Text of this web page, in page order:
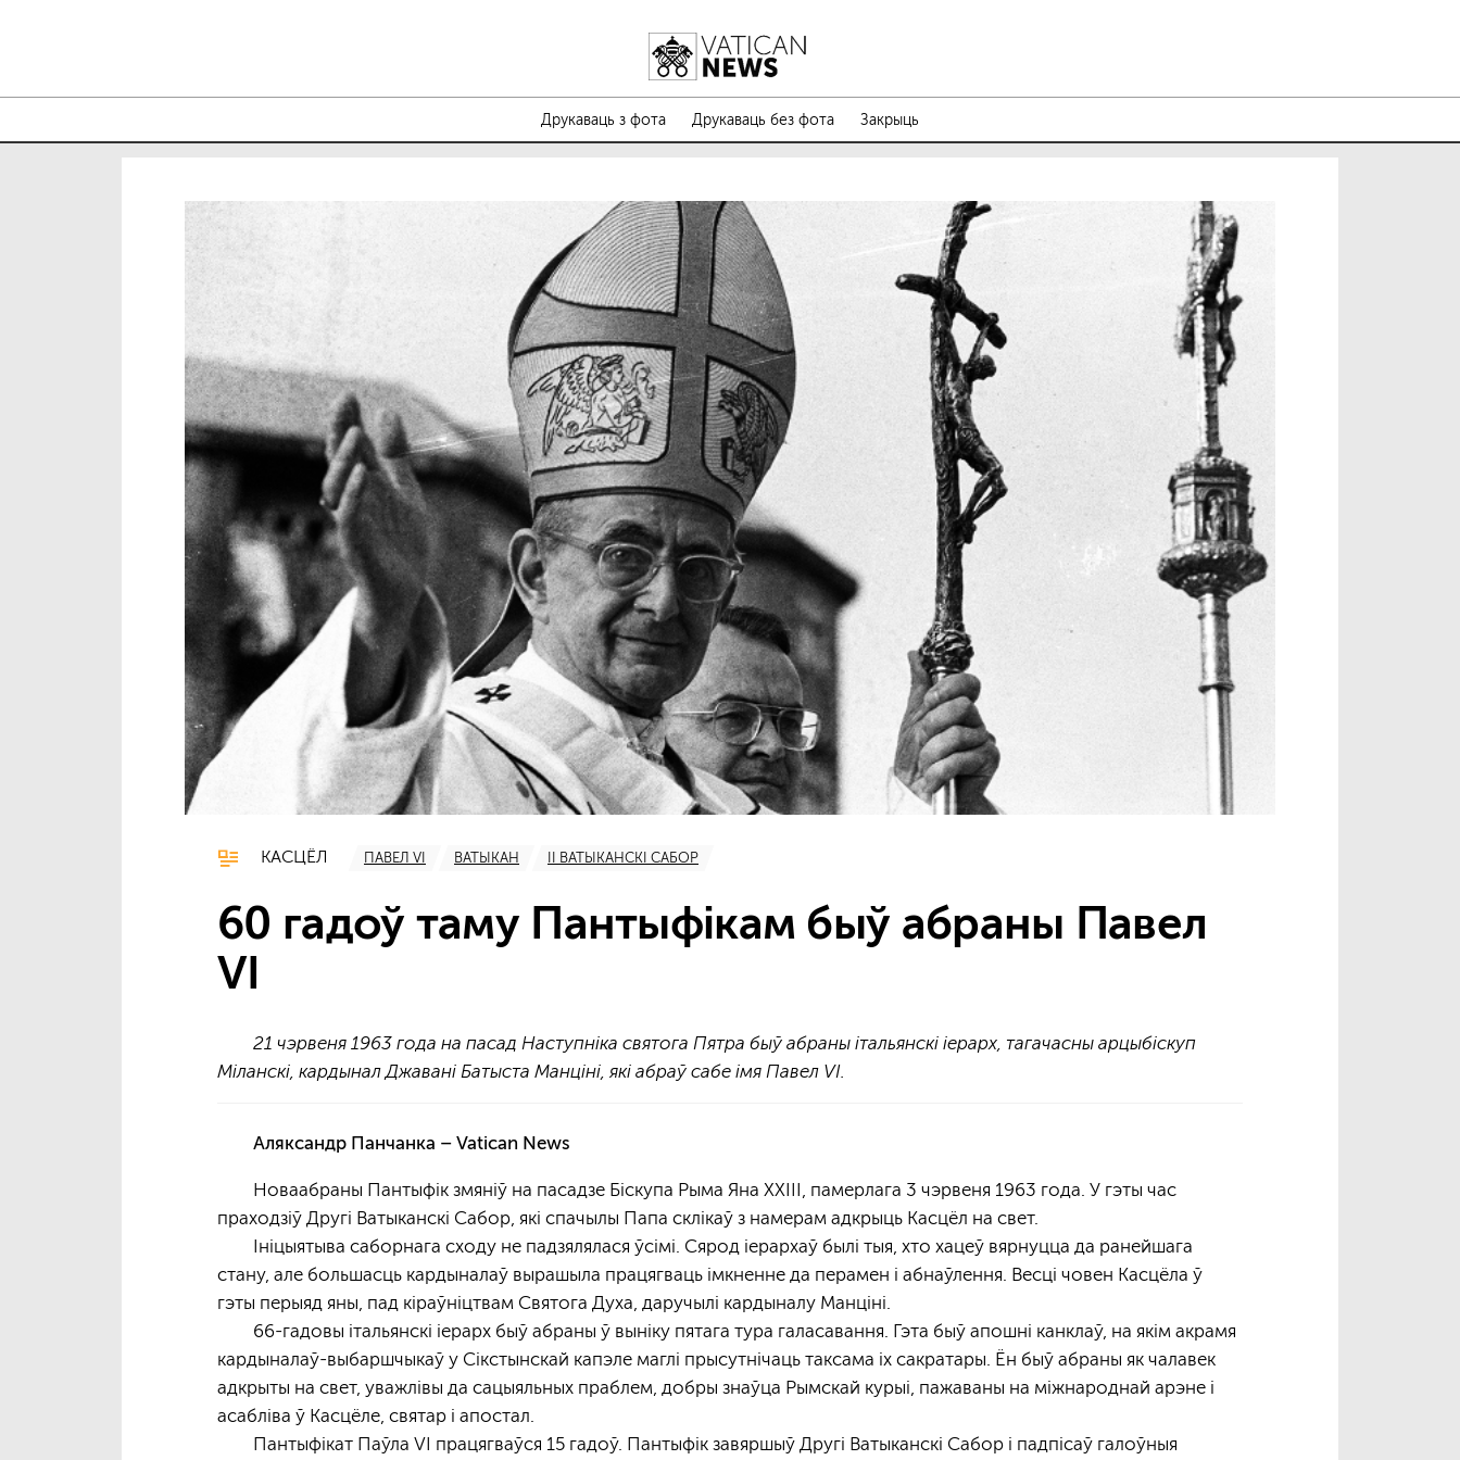
Друкаваць з фота Друкаваць без фота Закрыць
КАСЦЁЛ ПАВЕЛ VI ВАТЫКАН II ВАТЫКАНСКІ САБОР
60 гадоў таму Пантыфікам быў абраны Павел
VI
21 чэрвеня 1963 года на пасад Наступніка святога Пятра быў абраны італьянскі іерарх, тагачасны арцыбіскуп
Міланскі, кардынал Джавані Батыста Манціні, які абраў сабе імя Павел VI.
Аляксандр Панчанка – Vatican News
Новаабраны Пантыфік змяніў на пасадзе Біскупа Рыма Яна XXIII, памерлага 3 чэрвеня 1963 года. У гэты час
праходзіў Другі Ватыканскі Сабор, які спачылы Папа склікаў з намерам адкрыць Касцёл на свет.
Ініцыятыва саборнага сходу не падзялялася ўсімі. Сярод іерархаў былі тыя, хто хацеў вярнуцца да ранейшага
стану, але большасць кардыналаў вырашыла працягваць імкненне да перамен і абнаўлення. Весці човен Касцёла ў
гэты перыяд яны, пад кіраўніцтвам Святога Духа, даручылі кардыналу Манціні.
66-гадовы італьянскі іерарх быў абраны ў выніку пятага тура галасавання. Гэта быў апошні канклаў, на якім акрамя
кардыналаў-выбаршчыкаў у Сікстынскай капэле маглі прысутнічаць таксама іх сакратары. Ён быў абраны як чалавек
адкрыты на свет, уважлівы да сацыяльных праблем, добры знаўца Рымскай курыі, пажаваны на міжнароднай арэне і
асабліва ў Касцёле, святар і апостал.
Пантыфікат Паўла VI працягваўся 15 гадоў. Пантыфік завяршыў Другі Ватыканскі Сабор і падпісаў галоўныя